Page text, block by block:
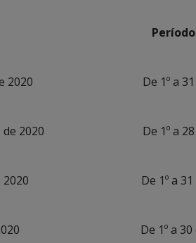
Período para
de 2020 De 1º a 31 de
de 2020 De 1º a 28 de
de 2020 De 1º a 31 de
de 2020 De 1º a 30 de